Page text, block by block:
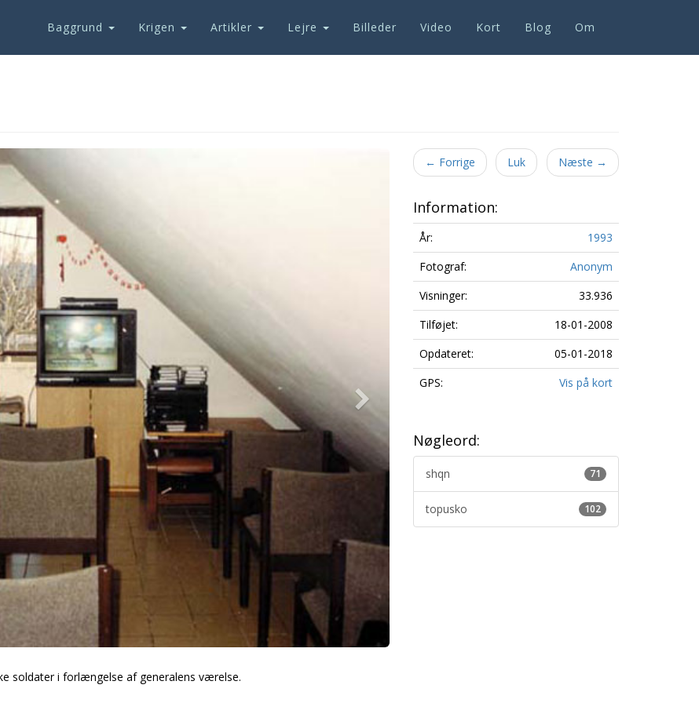
Baggrund Krigen Artikler Lejre Billeder Video Kort Blog Om
soldater i forlængelse af generalens værelse.
← Forrige Luk Næste →
Information:
År:
1993
Fotograf:
Anonym
Visninger:
33.936
Tilføjet:
18-01-2008
Opdateret:
05-01-2018
GPS:
Vis på kort
Nøgleord:
71
shqn
102
topusko